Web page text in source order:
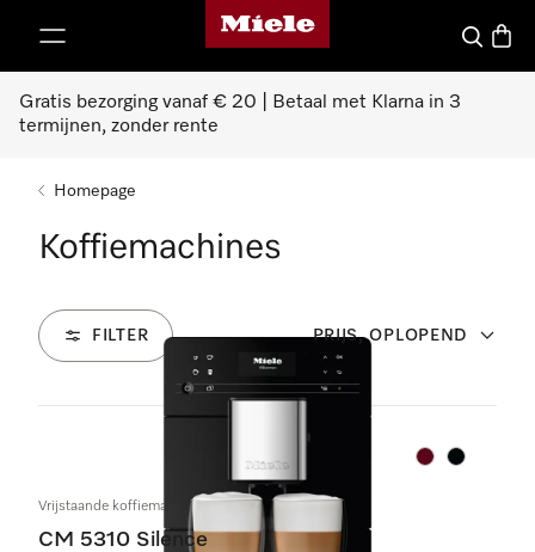
Homepage van Miele
Wat zoek
Gratis bezorging vanaf € 20 | Betaal met Klarna in 3
termijnen, zonder rente
Homepage
Koffiemachines
FILTER PRIJS, OPLOPEND
Producten
Kleur:Kleur:
Vrijstaande koffiemachine
CM 5310 Silence